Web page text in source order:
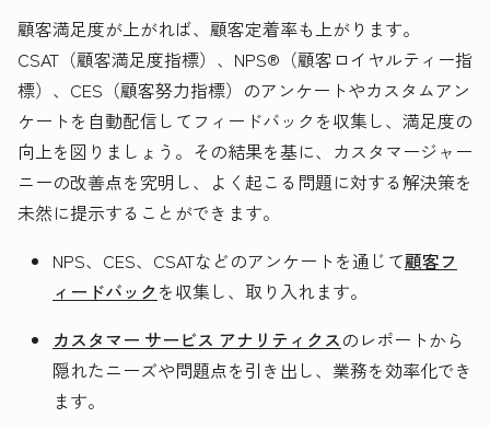
顧客満足度が上がれば、顧客定着率も上がります。
CSAT（顧客満足度指標）、NPS®（顧客ロイヤルティー指
標）、CES（顧客努力指標）のアンケートやカスタムアン
ケートを自動配信してフィードバックを収集し、満足度の
向上を図りましょう。その結果を基に、カスタマージャー
ニーの改善点を究明し、よく起こる問題に対する解決策を
未然に提示することができます。
NPS、CES、CSATなどのアンケートを通じて顧客フ
ィードバックを収集し、取り入れます。
カスタマー サービス アナリティクスのレポートから
隠れたニーズや問題点を引き出し、業務を効率化でき
ます。